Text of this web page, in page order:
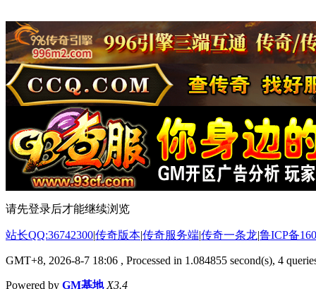
请先登录后才能继续浏览
站长QQ:36742300|传奇版本|传奇服务端|传奇一条龙|鲁ICP备
GMT+8, 2026-8-7 18:06 , Processed in 1.084855 second(s), 4
Powered by GM基地 X3.4